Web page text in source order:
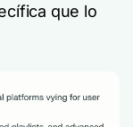
que lo